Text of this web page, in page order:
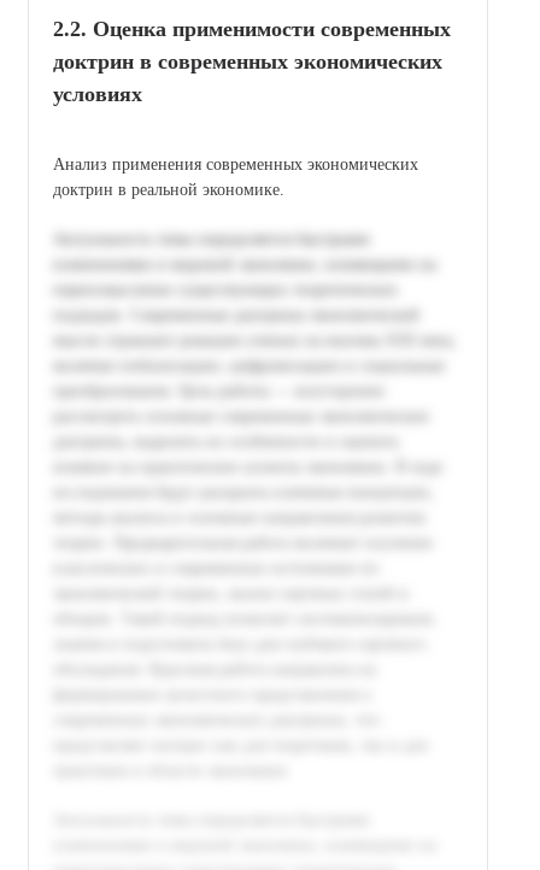
2.2. Оценка применимости современных
доктрин в современных экономических
условиях
Анализ применения современных экономических
доктрин в реальной экономике.